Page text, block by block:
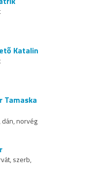
Katalin
Tamaska
norvég
szerb,